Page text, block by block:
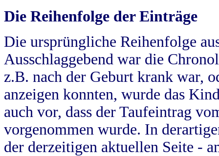
Die Reihenfolge der Einträge
Die ursprüngliche Reihenfolge
Ausschlaggebend war die
z.B. nach der Geburt krank war,
anzeigen konnten, wurde das
auch vor, dass der Taufeintrag
vorgenommen wurde. In
der derzeitigen aktuellen Seite -